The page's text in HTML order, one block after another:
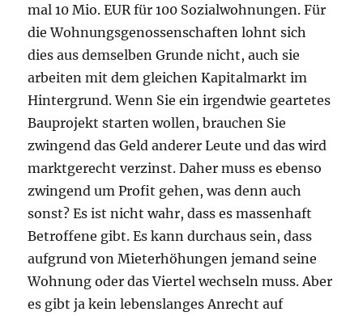
mal 10 Mio. EUR für 100 Sozialwohnungen. Für
die Wohnungsgenossenschaften lohnt sich
dies aus demselben Grunde nicht, auch sie
arbeiten mit dem gleichen Kapitalmarkt im
Hintergrund. Wenn Sie ein irgendwie geartetes
Bauprojekt starten wollen, brauchen Sie
zwingend das Geld anderer Leute und das wird
marktgerecht verzinst. Daher muss es ebenso
zwingend um Profit gehen, was denn auch
sonst? Es ist nicht wahr, dass es massenhaft
Betroffene gibt. Es kann durchaus sein, dass
aufgrund von Mieterhöhungen jemand seine
Wohnung oder das Viertel wechseln muss. Aber
es gibt ja kein lebenslanges Anrecht auf